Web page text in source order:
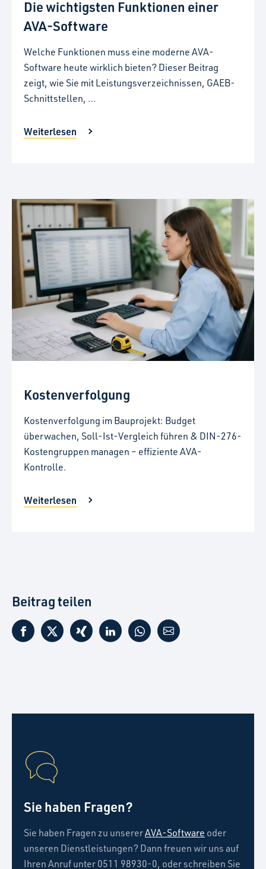
Die wichtigsten Funktionen einer
AVA-Software
Welche Funktionen muss eine moderne AVA-
Software heute wirklich bieten? Dieser Beitrag
zeigt, wie Sie mit Leistungsverzeichnissen, GAEB-
Schnittstellen, …
Weiterlesen
Kostenverfolgung
Kostenverfolgung im Bauprojekt: Budget
überwachen, Soll-Ist-Vergleich führen & DIN-276-
Kostengruppen managen – effiziente AVA-
Kontrolle.
Weiterlesen
Beitrag teilen
Sie haben Fragen?
Sie haben Fragen zu unsererAVA-Software oder
unseren Dienstleistungen? Dann freuen wir uns auf
Ihren Anruf unter 0511 98930-0, oder schreiben Sie